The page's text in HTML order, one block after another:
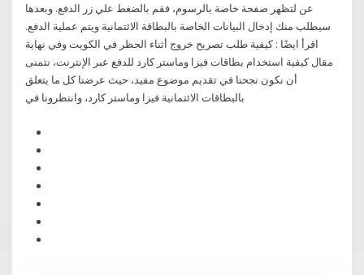
عن لتظهر صفحة خاصة بالرسوم، فقم بالضغط علي زر الدفع. وبعدها
سيطلب منك إدخال البيانات الخاصة بالبطاقة الائتمانية ويتم عملية الدفع.
اقرأ ايضًا : كيفية طلب تصريح خروج أثناء الحظر في الكويت وفي نهاية
مقال كيفية استخدام بطاقات فيزا وماستر كارد للدفع عبر الإنترنت، نتمنى
أن نكون نجحنا في تقديم موضوع مفيد، حيث عرضنا كل ما يتعلق
بالبطاقات الائتمانية فيزا وماستر كارد، وانتظرونا في